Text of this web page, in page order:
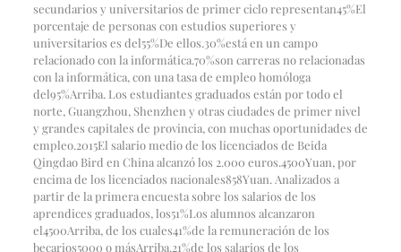
secundarios y universitarios de primer ciclo representan45%El
porcentaje de personas con estudios superiores y
universitarios es del55%De ellos.30%está en un campo
relacionado con la informática.70%son carreras no relacionadas
con la informática, con una tasa de empleo homóloga
del95%Arriba. Los estudiantes graduados están por todo el
norte, Guangzhou, Shenzhen y otras ciudades de primer nivel
y grandes capitales de provincia, con muchas oportunidades de
empleo.2015El salario medio de los licenciados de Beida
Qingdao Bird en China alcanzó los 2.000 euros.4500Yuan, por
encima de los licenciados nacionales858Yuan. Analizados a
partir de la primera encuesta sobre los salarios de los
aprendices graduados, los51%Los alumnos alcanzaron
el4500Arriba, de los cuales41%de la remuneración de los
becarios5000 o másArriba.21%de los salarios de los